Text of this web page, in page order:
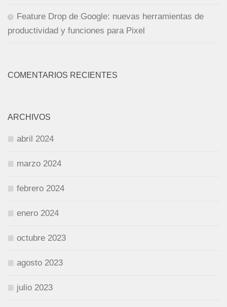
Feature Drop de Google: nuevas herramientas de
productividad y funciones para Pixel
COMENTARIOS RECIENTES
ARCHIVOS
abril 2024
marzo 2024
febrero 2024
enero 2024
octubre 2023
agosto 2023
julio 2023